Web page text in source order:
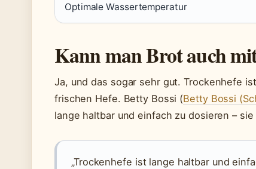
Optimale Wassertemperatur
Kann man Brot auch
Ja, und das sogar sehr gut. Trockenhefe
frischen Hefe. Betty Bossi (Betty Bossi
lange haltbar und einfach zu dosieren –
„Trockenhefe ist lange haltbar und